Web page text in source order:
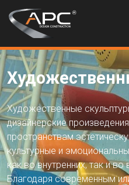
Художественные
дизайнерские
пространствам
культурные и
как во внутренних, так и
Благодаря современным